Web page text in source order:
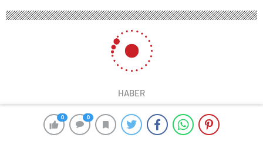
0 0
HABER